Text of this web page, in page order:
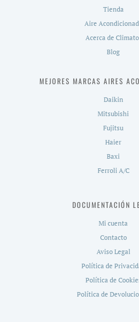
Tienda
Aire
Acerca de
Blog
MEJORES MARCAS AIRES
Daikin
Mitsubishi
Fujitsu
Haier
Baxi
Ferroli A/C
DOCUMENTACIÓN
Mi cuenta
Contacto
Aviso Legal
Política de
Política de
Política de